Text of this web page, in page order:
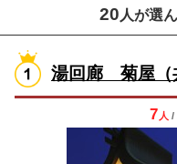
20 人が選
湯回廊 菊屋（
7 人 /